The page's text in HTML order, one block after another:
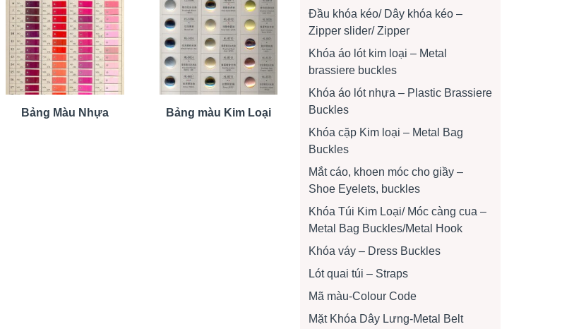
Bảng Màu Nhựa Bảng màu Kim Loại
Đầu khóa kéo/ Dây khóa kéo –
Zipper slider/ Zipper
Khóa áo lót kim loại – Metal
brassiere buckles
Khóa áo lót nhựa – Plastic Brassiere
Buckles
Khóa cặp Kim loại – Metal Bag
Buckles
Mắt cáo, khoen móc cho giầy –
Shoe Eyelets, buckles
Khóa Túi Kim Loại/ Móc càng cua –
Metal Bag Buckles/Metal Hook
Khóa váy – Dress Buckles
Lót quai túi – Straps
Mã màu-Colour Code
Mặt Khóa Dây Lưng-Metal Belt